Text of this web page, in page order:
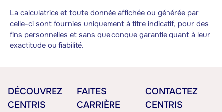
La calculatrice et toute donnée affichée ou générée par
celle-ci sont fournies uniquement à titre indicatif, pour des
fins personnelles et sans quelconque garantie quant à leur
exactitude ou fiabilité.
DÉCOUVREZ
CENTRIS
FAITES
CARRIÈRE
CONTACTEZ
CENTRIS